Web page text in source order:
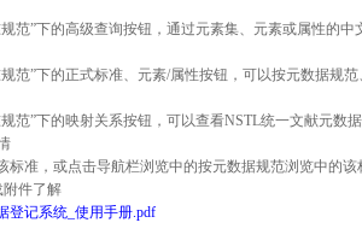
范”下的高级查询按钮，通过元素集、元素或属性的中
范”下的正式标准、元素/属性按钮，可以按元数据规
范”下的映射关系按钮，可以查看NSTL统一文献元数
标准，或点击导航栏浏览中的按元数据规范浏览中的
附件了解
登记系统_使用手册.pdf